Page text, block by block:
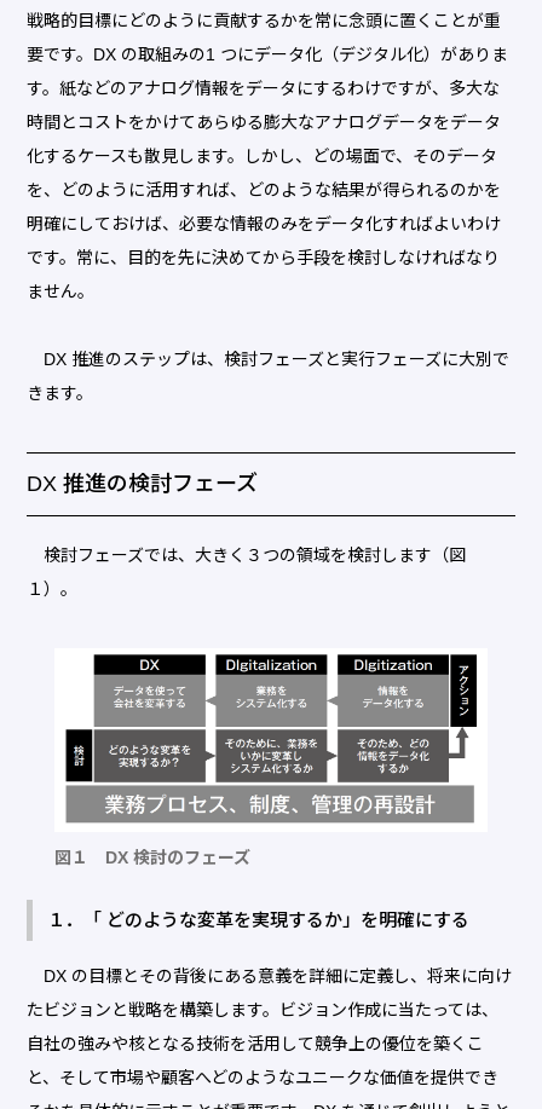
戦略的目標にどのように貢献するかを常に念頭に置くことが重
要です。DX の取組みの1 つにデータ化（デジタル化）がありま
す。紙などのアナログ情報をデータにするわけですが、多大な
時間とコストをかけてあらゆる膨大なアナログデータをデータ
化するケースも散見します。しかし、どの場面で、そのデータ
を、どのように活用すれば、どのような結果が得られるのかを
明確にしておけば、必要な情報のみをデータ化すればよいわけ
です。常に、目的を先に決めてから手段を検討しなければなり
ません。
DX 推進のステップは、検討フェーズと実行フェーズに大別で
きます。
DX 推進の検討フェーズ
検討フェーズでは、大きく３つの領域を検討します（図
１）。
図１ DX 検討のフェーズ
１．「 どのような変革を実現するか」を明確にする
DX の目標とその背後にある意義を詳細に定義し、将来に向け
たビジョンと戦略を構築します。ビジョン作成に当たっては、
自社の強みや核となる技術を活用して競争上の優位を築くこ
と、そして市場や顧客へどのようなユニークな価値を提供でき